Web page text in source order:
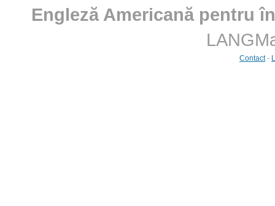
Engleză Americană pentru
Contact-